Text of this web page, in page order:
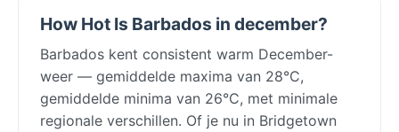
How Hot Is Barbados in december?
Barbados kent consistent warm December-
weer — gemiddelde maxima van 28°C,
gemiddelde minima van 26°C, met minimale
regionale verschillen. Of je nu in Bridgetown